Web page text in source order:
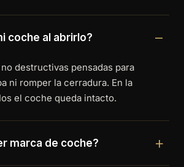
coche al abrirlo?
destructivas pensadas para
ni romper la cerradura. En la
el coche queda intacto.
marca de coche?